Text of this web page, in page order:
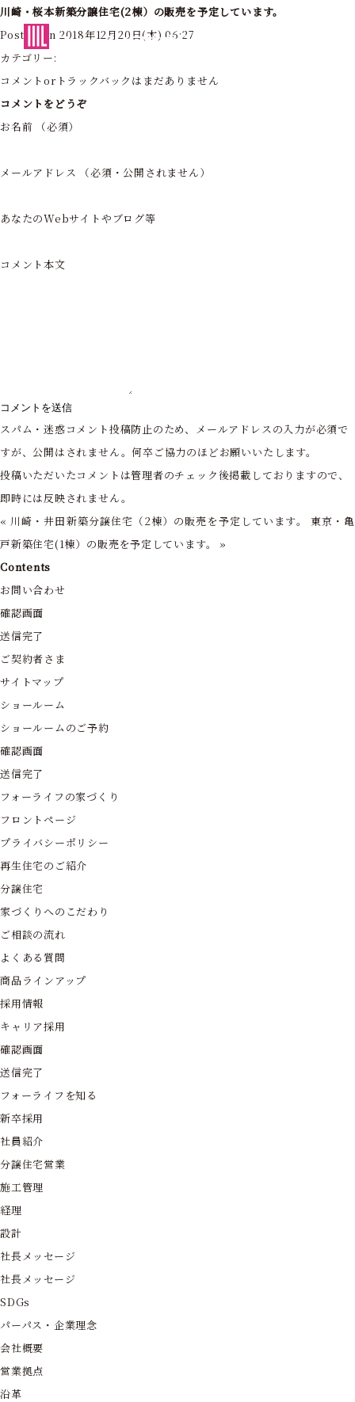
フォーライフ株式会社
川崎・桜本新築分譲住宅(2棟）の販売を予定しています。
Posted on 2018年12月20日(木) 06:27
カテゴリー:
コメントorトラックバックはまだありません
コメントをどうぞ
お名前 （必須）
メールアドレス （必須・公開されません）
あなたのWebサイトやブログ等
コメント本文
スパム・迷惑コメント投稿防止のため、メールアドレスの入力が必須で
すが、公開はされません。何卒ご協力のほどお願いいたします。
投稿いただいたコメントは管理者のチェック後掲載しておりますので、
即時には反映されません。
« 川崎・井田新築分譲住宅（2棟）の販売を予定しています。
東京・亀
戸新築住宅(1棟）の販売を予定しています。
»
Contents
お問い合わせ
確認画面
送信完了
ご契約者さま
サイトマップ
ショールーム
ショールームのご予約
確認画面
送信完了
フォーライフの家づくり
フロントページ
プライバシーポリシー
再生住宅のご紹介
分譲住宅
家づくりへのこだわり
ご相談の流れ
よくある質問
商品ラインアップ
採用情報
キャリア採用
確認画面
送信完了
フォーライフを知る
新卒採用
社員紹介
分譲住宅営業
施工管理
経理
設計
社長メッセージ
社長メッセージ
SDGs
パーパス・企業理念
会社概要
営業拠点
沿革